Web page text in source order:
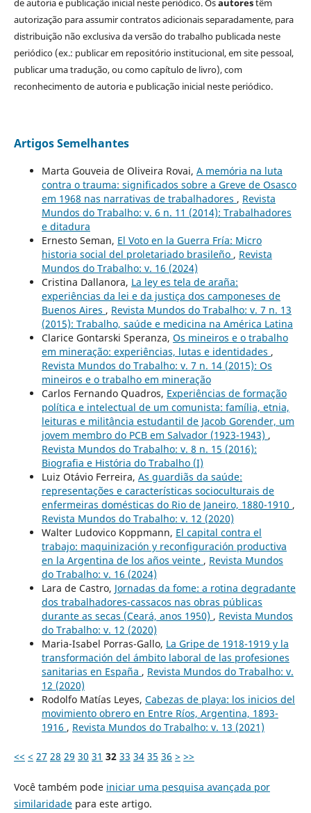
de autoria e publicação inicial neste periódico. Osautorestêm
autorização para assumir contratos adicionais separadamente, para
distribuição não exclusiva da versão do trabalho publicada neste
periódico (ex.: publicar em repositório institucional, em site pessoal,
publicar uma tradução, ou como capítulo de livro), com
reconhecimento de autoria e publicação inicial neste periódico.
Artigos Semelhantes
Marta Gouveia de Oliveira Rovai, A memória na luta
contra o trauma: significados sobre a Greve de Osasco
em 1968 nas narrativas de trabalhadores , Revista
Mundos do Trabalho: v. 6 n. 11 (2014): Trabalhadores
e ditadura
Ernesto Seman, El Voto en la Guerra Fría: Micro
historia social del proletariado brasileño , Revista
Mundos do Trabalho: v. 16 (2024)
Cristina Dallanora, La ley es tela de araña:
experiências da lei e da justiça dos camponeses de
Buenos Aires , Revista Mundos do Trabalho: v. 7 n. 13
(2015): Trabalho, saúde e medicina na América Latina
Clarice Gontarski Speranza, Os mineiros e o trabalho
em mineração: experiências, lutas e identidades ,
Revista Mundos do Trabalho: v. 7 n. 14 (2015): Os
mineiros e o trabalho em mineração
Carlos Fernando Quadros, Experiências de formação
política e intelectual de um comunista: família, etnia,
leituras e militância estudantil de Jacob Gorender, um
jovem membro do PCB em Salvador (1923-1943) ,
Revista Mundos do Trabalho: v. 8 n. 15 (2016):
Biografia e História do Trabalho (I)
Luiz Otávio Ferreira, As guardiãs da saúde:
representações e características socioculturais de
enfermeiras domésticas do Rio de Janeiro, 1880-1910 ,
Revista Mundos do Trabalho: v. 12 (2020)
Walter Ludovico Koppmann, El capital contra el
trabajo: maquinización y reconfiguración productiva
en la Argentina de los años veinte , Revista Mundos
do Trabalho: v. 16 (2024)
Lara de Castro, Jornadas da fome: a rotina degradante
dos trabalhadores-cassacos nas obras públicas
durante as secas (Ceará, anos 1950) , Revista Mundos
do Trabalho: v. 12 (2020)
Maria-Isabel Porras-Gallo, La Gripe de 1918-1919 y la
transformación del ámbito laboral de las profesiones
sanitarias en España , Revista Mundos do Trabalho: v.
12 (2020)
Rodolfo Matías Leyes, Cabezas de playa: los inicios del
movimiento obrero en Entre Ríos, Argentina, 1893-
1916 , Revista Mundos do Trabalho: v. 13 (2021)
<< < 27 28 29 30 31 32 33 34 35 36 > >>
Você também pode iniciar uma pesquisa avançada por
similaridadepara este artigo.